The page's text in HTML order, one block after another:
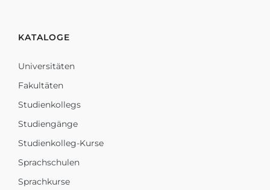
KATALOGE
Universitäten
Fakultäten
Studienkollegs
Studiengänge
Studienkolleg-Kurse
Sprachschulen
Sprachkurse